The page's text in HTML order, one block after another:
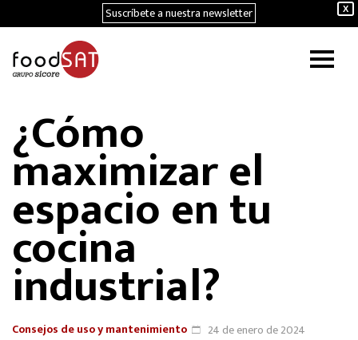
X
Suscríbete a nuestra newsletter
¿Cómo
maximizar el
espacio en tu
cocina
industrial?
Consejos de uso y mantenimiento 24 de enero de 2024